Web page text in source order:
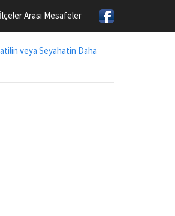
Arası Mesafeler
veya Seyahatin Daha